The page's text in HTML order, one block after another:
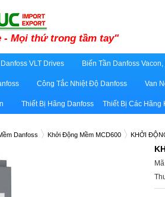
- Mọi thứ trong tầm tay"
VLT Drives Biến Tần Danfoss Vacon,
Công Tắc Nhiệt Độ Danfoss Van
Thiết Bị Hãng Danfoss Thiết Bị Các Hãng
Danfoss Khởi Động Mềm MCD600 KHỞI